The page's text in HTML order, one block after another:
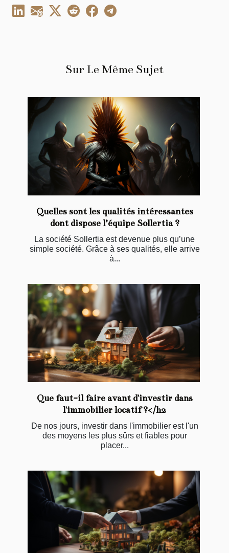
Sur Le Même Sujet
Quelles sont les qualités intéressantes
dont dispose l’équipe Sollertia ?
La société Sollertia est devenue plus qu’une
simple société. Grâce à ses qualités, elle arrive
à...
Que faut-il faire avant d'investir dans
l'immobilier locatif ?</h2
De nos jours, investir dans l'immobilier est l'un
des moyens les plus sûrs et fiables pour
placer...